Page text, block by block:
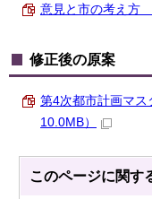
意見と市の考え方
修正後の原案
第4次都市計画マス
10.0MB）
このページに関す